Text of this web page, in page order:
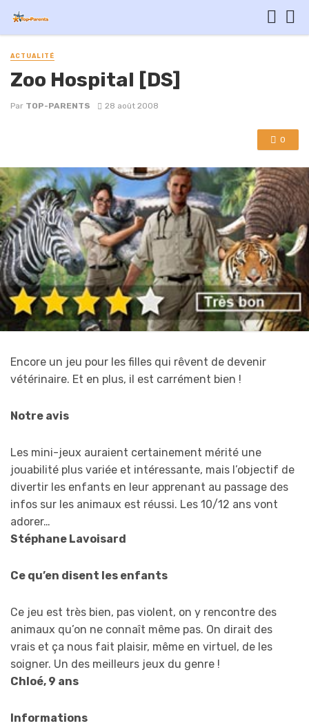
ACTUALITÉ
Zoo Hospital [DS]
Par TOP-PARENTS 28 août 2008
0
Encore un jeu pour les filles qui rêvent de devenir
vétérinaire. Et en plus, il est carrément bien !
Notre avis
Les mini-jeux auraient certainement mérité une
jouabilité plus variée et intéressante, mais l’objectif de
divertir les enfants en leur apprenant au passage des
infos sur les animaux est réussi. Les 10/12 ans vont
adorer…
Stéphane Lavoisard
Ce qu’en disent les enfants
Ce jeu est très bien, pas violent, on y rencontre des
animaux qu’on ne connaît même pas. On dirait des
vrais et ça nous fait plaisir, même en virtuel, de les
soigner. Un des meilleurs jeux du genre !
Chloé, 9 ans
Informations